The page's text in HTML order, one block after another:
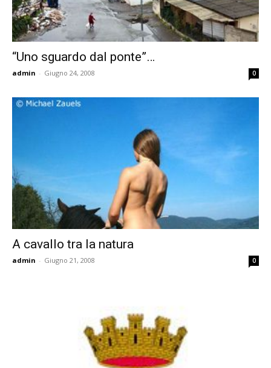
“Uno sguardo dal ponte”…
admin - Giugno 24, 2008 0
A cavallo tra la natura
admin - Giugno 21, 2008 0